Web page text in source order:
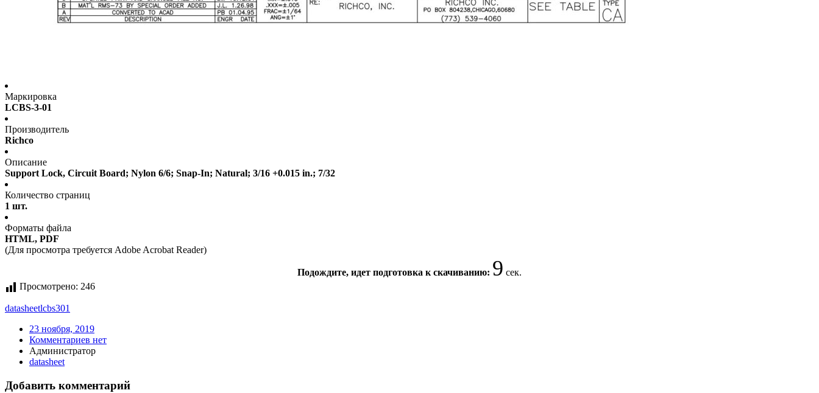
Маркировка
LCBS-3-01
Производитель
Richco
Описание
Support Lock, Circuit Board; Nylon 6/6; Snap-In; Natural; 3/16 +0.015 in.; 7/32
Количество страниц
1 шт.
Форматы файла
HTML, PDF
(Для просмотра требуется Adobe Acrobat Reader)
Подождите, идет подготовка к скачиванию: 9 сек.
Просмотрено: 246
datasheetlcbs301
23 ноября, 2019
Комментариев нет
Администратор
datasheet
Добавить комментарий